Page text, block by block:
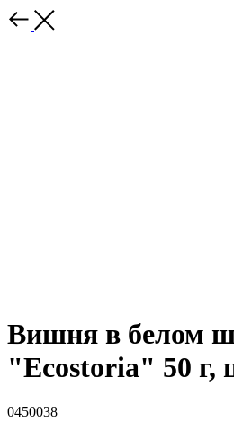
Вишня в белом
"Ecostoria" 50 г,
0450038